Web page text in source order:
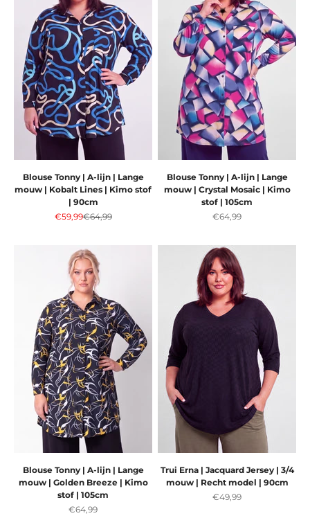
Blouse Tonny | A-lijn | Lange
mouw | Kobalt Lines | Kimo stof
| 90cm
Aanbiedingsprijs
€59,99Normale prijs
€64,99
Blouse Tonny | A-lijn | Lange
mouw | Crystal Mosaic | Kimo
stof | 105cm
Aanbiedingsprijs
€64,99
Blouse Tonny | A-lijn | Lange
mouw | Golden Breeze | Kimo
stof | 105cm
Aanbiedingsprijs
€64,99
Trui Erna | Jacquard Jersey | 3/4
mouw | Recht model | 90cm
Aanbiedingsprijs
€49,99